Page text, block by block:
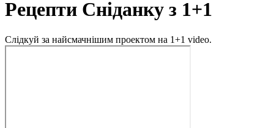
Рецепти Сніданку з 1+1
Слідкуй за найсмачнішим проектом на 1+1 video.